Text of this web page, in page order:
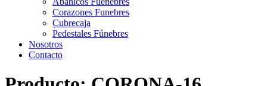
Corazones Funebres
Cubrecaja
Pedestales Fúnebres
Nosotros
Contacto